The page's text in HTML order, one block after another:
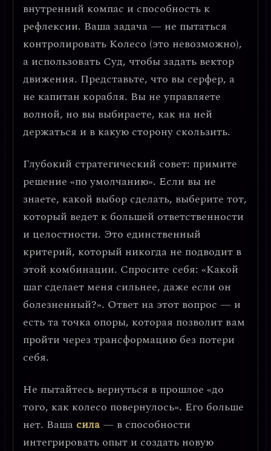
внутренний компас и способность к
рефлексии. Ваша задача — не пытаться
контролировать Колесо (это невозможно),
а использовать Суд, чтобы задать вектор
движения. Представьте, что вы серфер, а
не капитан корабля. Вы не управляете
волной, но вы выбираете, как на ней
держаться и в какую сторону скользить.
Глубокий стратегический совет: примите
решение «по умолчанию». Если вы не
знаете, какой выбор сделать, выберите тот,
который ведет к большей ответственности
и целостности. Это единственный
критерий, который никогда не подводит в
этой комбинации. Спросите себя: «Какой
шаг сделает меня сильнее, даже если он
болезненный?». Ответ на этот вопрос — и
есть та точка опоры, которая позволит вам
пройти через трансформацию без потери
себя.
Не пытайтесь вернуться в прошлое «до
того, как колесо повернулось». Его больше
нет. Ваша сила— в способности
интегрировать опыт и создать новую